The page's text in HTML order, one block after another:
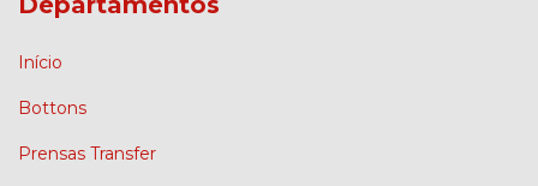
Início
Bottons
Prensas Transfer